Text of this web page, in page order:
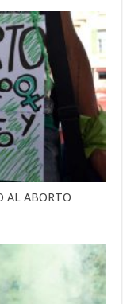
AL ABORTO